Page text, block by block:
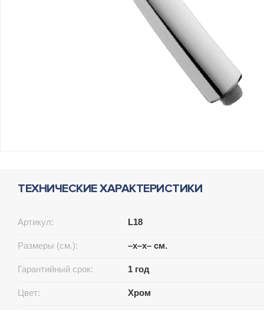
ТЕХНИЧЕСКИЕ ХАРАКТЕРИСТИКИ
Артикул: L18
Размеры (см.): –x–x– см.
Гарантийный срок: 1 год
Цвет: Хром